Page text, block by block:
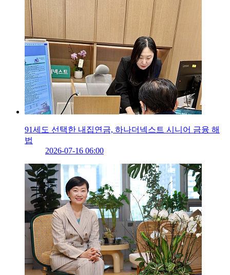
91세도 선택한 내집연금, 하나더넥스트 시니어 금융 해
법
2026-07-16 06:00